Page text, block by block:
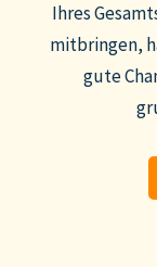
Ihres
mitbringen,
gute